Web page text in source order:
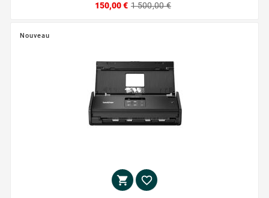
150,00 € 1 500,00 €
Nouveau
 